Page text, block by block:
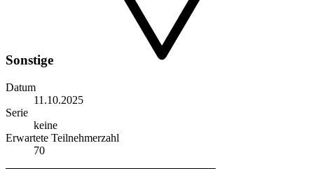
Sonstige
Datum
11.10.2025
Serie
keine
Erwartete Teilnehmerzahl
70